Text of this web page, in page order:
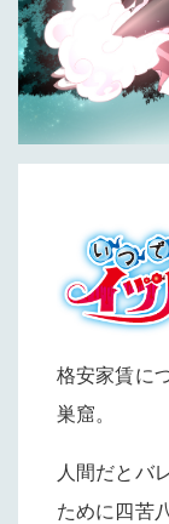
格安家賃に
巣窟。
人間だとバ
ために四苦